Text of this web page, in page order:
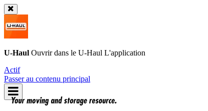
U-Haul Ouvrir dans le U-Haul L'application
Actif
Passer au contenu principal